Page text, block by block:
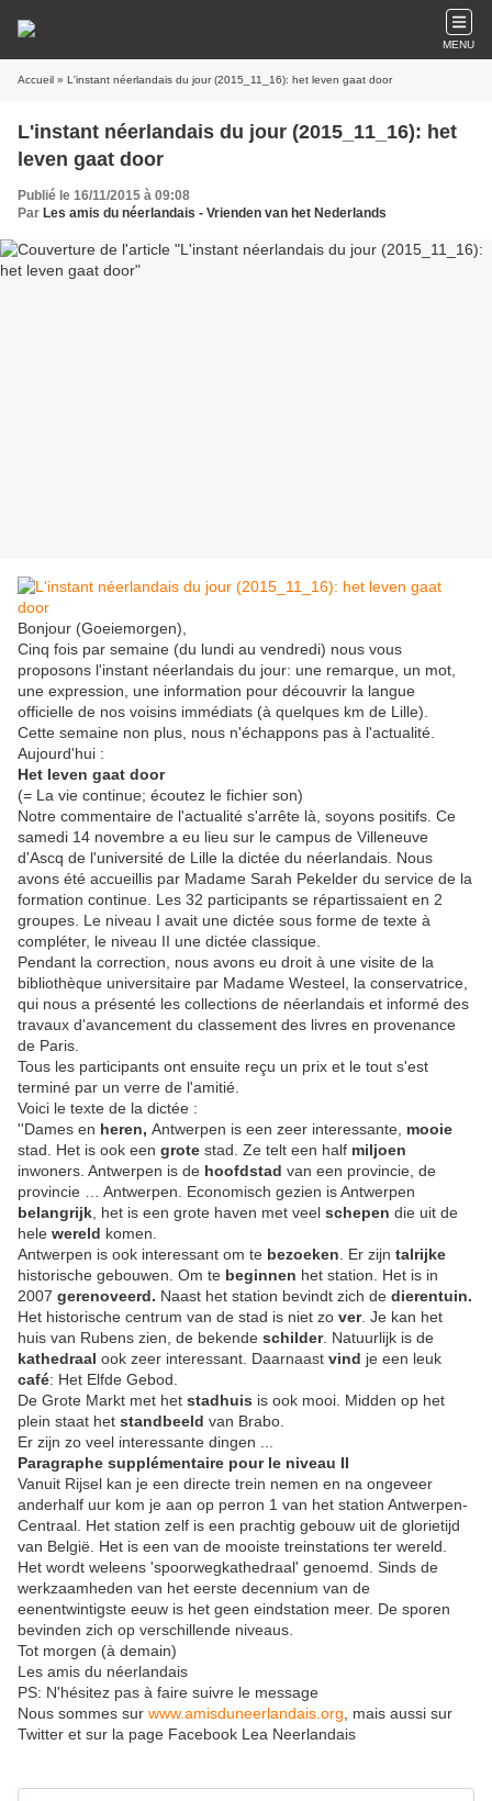
MENU
Accueil » L'instant néerlandais du jour (2015_11_16): het leven gaat door
L'instant néerlandais du jour (2015_11_16): het
leven gaat door
Publié le 16/11/2015 à 09:08
Par Les amis du néerlandais - Vrienden van het Nederlands
Bonjour (Goeiemorgen),
Cinq fois par semaine (du lundi au vendredi) nous vous
proposons l'instant néerlandais du jour: une remarque, un mot,
une expression, une information pour découvrir la langue
officielle de nos voisins immédiats (à quelques km de Lille).
Cette semaine non plus, nous n'échappons pas à l'actualité.
Aujourd'hui :
Het leven gaat door
(= La vie continue; écoutez le fichier son)
Notre commentaire de l'actualité s'arrête là, soyons positifs. Ce
samedi 14 novembre a eu lieu sur le campus de Villeneuve
d'Ascq de l'université de Lille la dictée du néerlandais. Nous
avons été accueillis par Madame Sarah Pekelder du service de la
formation continue. Les 32 participants se répartissaient en 2
groupes. Le niveau I avait une dictée sous forme de texte à
compléter, le niveau II une dictée classique.
Pendant la correction, nous avons eu droit à une visite de la
bibliothèque universitaire par Madame Westeel, la conservatrice,
qui nous a présenté les collections de néerlandais et informé des
travaux d'avancement du classement des livres en provenance
de Paris.
Tous les participants ont ensuite reçu un prix et le tout s'est
terminé par un verre de l'amitié.
Voici le texte de la dictée :
''Dames en heren, Antwerpen is een zeer interessante, mooie
stad. Het is ook een grote stad. Ze telt een half miljoen
inwoners. Antwerpen is de hoofdstad van een provincie, de
provincie … Antwerpen. Economisch gezien is Antwerpen
belangrijk , het is een grote haven met veel schepen die uit de
hele wereld komen.
Antwerpen is ook interessant om te bezoeken . Er zijn talrijke
historische gebouwen. Om te beginnen het station. Het is in
2007 gerenoveerd. Naast het station bevindt zich de dierentuin.
Het historische centrum van de stad is niet zo ver. Je kan het
huis van Rubens zien, de bekende schilder. Natuurlijk is de
kathedraal ook zeer interessant. Daarnaast vind je een leuk
café: Het Elfde Gebod.
De Grote Markt met het stadhuis is ook mooi. Midden op het
plein staat het standbeeld van Brabo.
Er zijn zo veel interessante dingen ...
Paragraphe supplémentaire pour le niveau II
Vanuit Rijsel kan je een directe trein nemen en na ongeveer
anderhalf uur kom je aan op perron 1 van het station Antwerpen-
Centraal. Het station zelf is een prachtig gebouw uit de glorietijd
van België. Het is een van de mooiste treinstations ter wereld.
Het wordt weleens 'spoorwegkathedraal' genoemd. Sinds de
werkzaamheden van het eerste decennium van de
eenentwintigste eeuw is het geen eindstation meer. De sporen
bevinden zich op verschillende niveaus.
Tot morgen (à demain)
Les amis du néerlandais
PS: N'hésitez pas à faire suivre le message
Nous sommes sur www.amisduneerlandais.org , mais aussi sur
Twitter et sur la page Facebook Lea Neerlandais